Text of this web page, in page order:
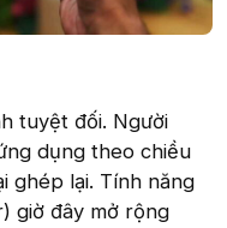
tuyệt đối. Người
dụng theo chiều
ghép lại. Tính năng
giờ đây mở rộng